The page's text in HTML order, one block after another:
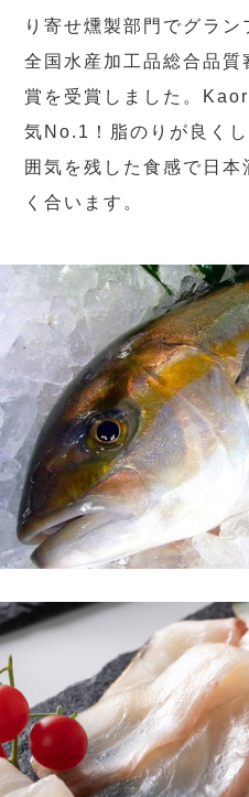
り寄せ燻製部門でグラ
全国水産加工品総合品
賞を受賞しました。
気No.1！脂のりが良く
囲気を残した食感で日本
く合います。